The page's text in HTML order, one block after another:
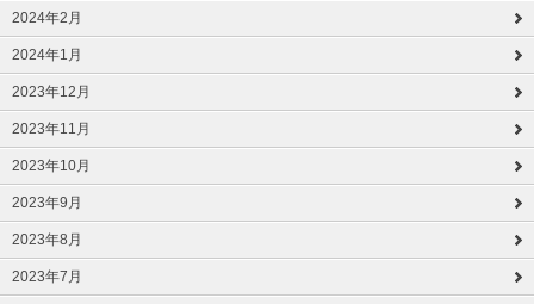
2024年2月
2024年1月
2023年12月
2023年11月
2023年10月
2023年9月
2023年8月
2023年7月